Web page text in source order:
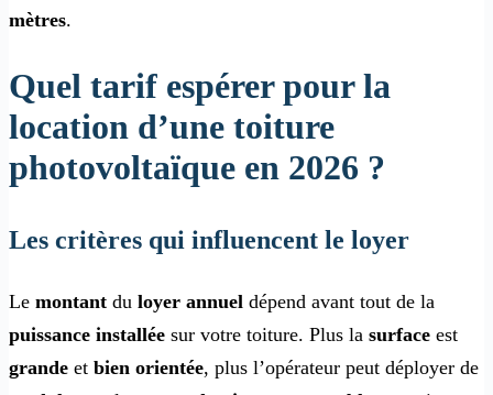
mètres.
Quel tarif espérer pour la
location d’une toiture
photovoltaïque en 2026 ?
Les critères qui influencent le loyer
Le montant du loyer annuel dépend avant tout de la
puissance installée sur votre toiture. Plus la surface est
grande et bien orientée, plus l’opérateur peut déployer de